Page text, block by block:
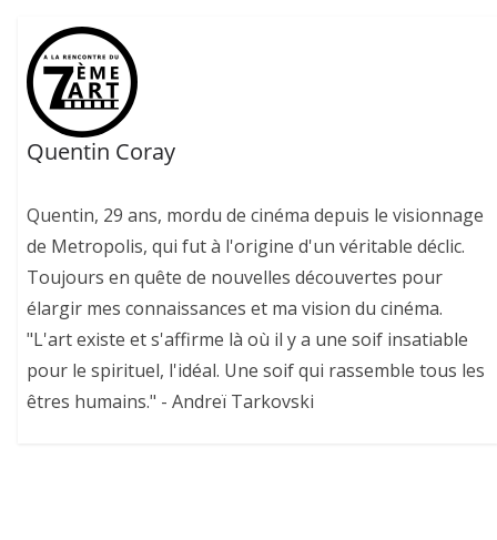
Quentin Coray
Quentin, 29 ans, mordu de cinéma depuis le visionnage
de Metropolis, qui fut à l'origine d'un véritable déclic.
Toujours en quête de nouvelles découvertes pour
élargir mes connaissances et ma vision du cinéma.
"L'art existe et s'affirme là où il y a une soif insatiable
pour le spirituel, l'idéal. Une soif qui rassemble tous les
êtres humains." - Andreï Tarkovski